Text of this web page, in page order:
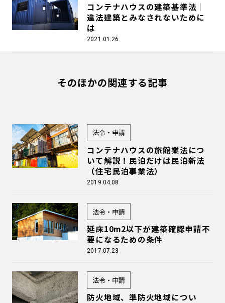
コンテナハウスの建築基準法｜
違法建築とみなされないために
は
2021.01.26
そのほかの関連する記事
コンテナハウスの旅館業法につ
いて解説！民泊だけは民泊新法
（住宅民泊事業法）
法令・申請
2019.04.08
延床10m2以下が建築確認申請不
要になるための条件
法令・申請
2017.07.23
防火地域、準防火地域につい
法令・申請